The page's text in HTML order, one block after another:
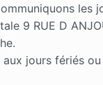
les
9 RUE D
jours fériés